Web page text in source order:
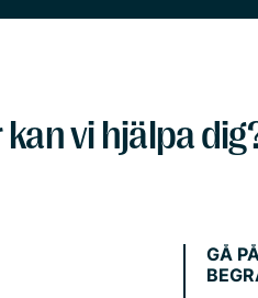
kan vi hjälpa
GÅ PÅ